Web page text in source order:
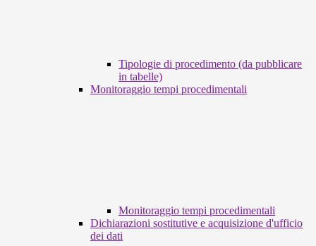
Tipologie di procedimento (da pubblicare
in tabelle)
Monitoraggio tempi procedimentali
Monitoraggio tempi procedimentali
Dichiarazioni sostitutive e acquisizione d'ufficio
dei dati